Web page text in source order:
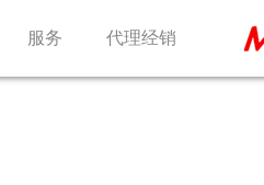
服务 代理经销